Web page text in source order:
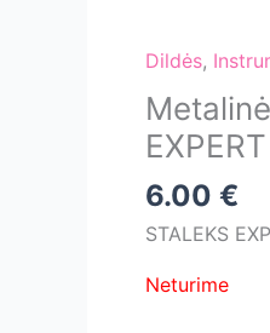
Dildės,
6.00 €
STALEKS
Neturime